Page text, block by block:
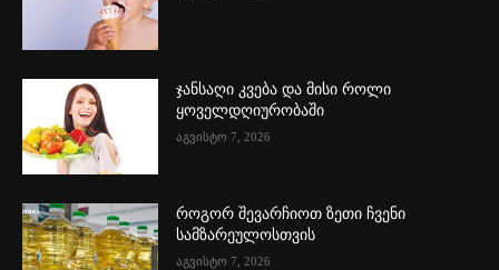
ჯანსაღი კვება და მისი როლი
ყოველდღიურობაში
აგვისტო 7, 2026
როგორ შევარჩიოთ ზეთი ჩვენი
სამზარეულოსთვის
აგვისტო 7, 2026